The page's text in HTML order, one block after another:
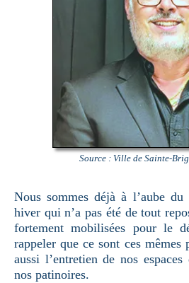
Source : Ville de Sainte-
Nous sommes déjà à l’aube
hiver qui n’a pas été de tout
fortement mobilisées pour le
rappeler que ce sont ces mêmes
aussi l’entretien de nos
nos patinoires.